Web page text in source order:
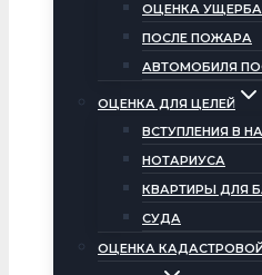
ОЦЕНКА
ПОСЛЕ ПОЖАРА
АВТОМОБИЛЯ
ОЦЕНКА ДЛЯ ЦЕЛЕЙ
ВСТУПЛЕНИЯ В
НОТАРИУСА
КВАРТИРЫ ДЛЯ
СУДА
ОЦЕНКА